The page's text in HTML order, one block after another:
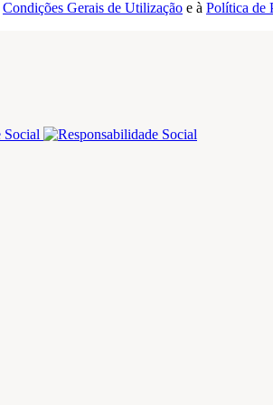
Condições Gerais de Utilização e à Política de